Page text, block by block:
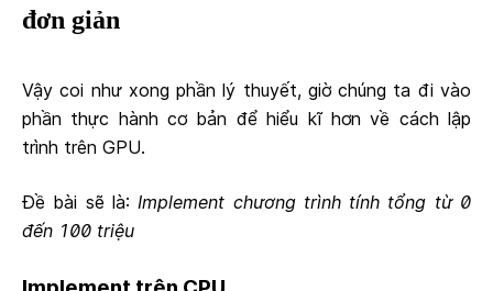
đơn giản
Vậy coi như xong phần lý thuyết, giờ chúng ta đi vào
phần thực hành cơ bản để hiểu kĩ hơn về cách lập
trình trên GPU.
Đề bài sẽ là: Implement chương trình tính tổng từ 0
đến 100 triệu